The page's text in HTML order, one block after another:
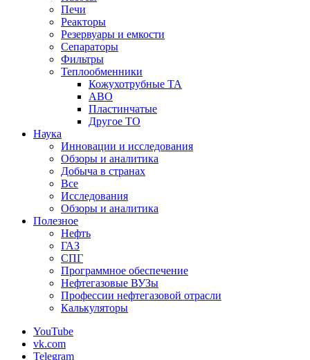
Печи
Реакторы
Резервуары и емкости
Сепараторы
Фильтры
Теплообменники
Кожухотрубные ТА
АВО
Пластинчатые
Другое ТО
Наука
Инновации и исследования
Обзоры и аналитика
Добыча в странах
Все
Исследования
Обзоры и аналитика
Полезное
Нефть
ГАЗ
СПГ
Программное обеспечение
Нефтегазовые ВУЗы
Профессии нефтегазовой отрасли
Калькуляторы
YouTube
vk.com
Telegram